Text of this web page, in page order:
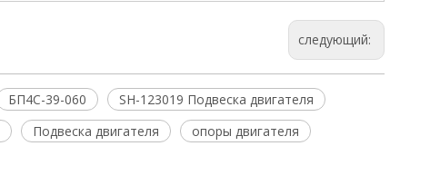
следующий:
БП4С-39-060
SH-123019 Подвеска двигателя
Подвеска двигателя опоры двигателя